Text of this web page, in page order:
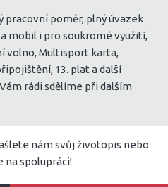
pracovní poměr, plný úvazek
mobil i pro soukromé využití,
volno, Multisport karta,
13. plat a další
rádi sdělíme při dalším
nám svůj životopis nebo
na spolupráci!